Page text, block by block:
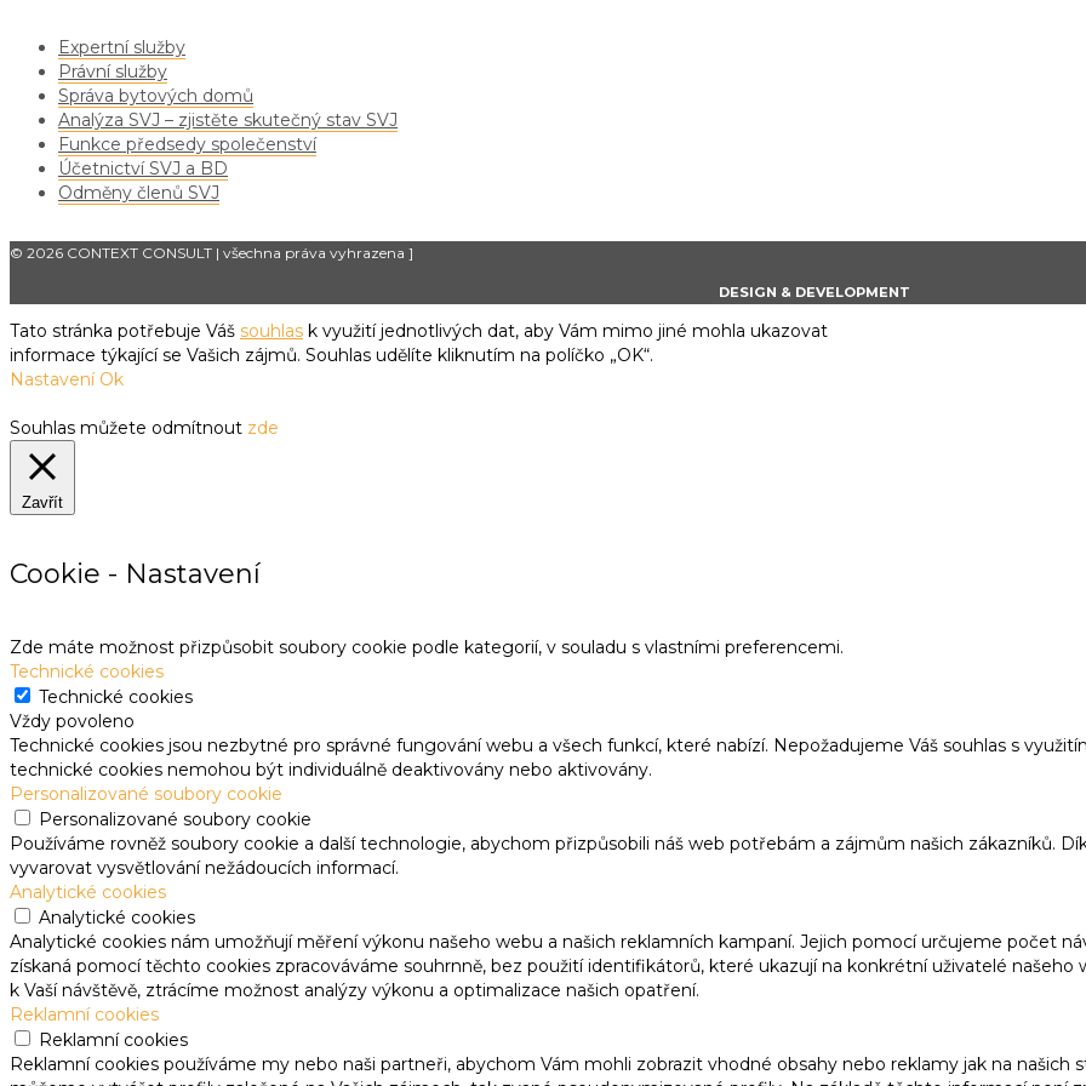
Expertní služby
Právní služby
Správa bytových domů
Analýza SVJ – zjistěte skutečný stav SVJ
Funkce předsedy společenství
Účetnictví SVJ a BD
Odměny členů SVJ
© 2026 CONTEXT CONSULT | všechna práva vyhrazena ]
DESIGN & DEVELOPMENT
Tato stránka potřebuje Váš souhlas k využití jednotlivých dat, aby Vám mimo jiné mohla ukazovat
informace týkající se Vašich zájmů. Souhlas udělíte kliknutím na políčko „OK“.
Nastavení Ok
Souhlas můžete odmítnout zde
Zavřít
Cookie - Nastavení
Zde máte možnost přizpůsobit soubory cookie podle kategorií, v souladu s vlastními preferencemi.
Technické cookies
Technické cookies
Vždy povoleno
Technické cookies jsou nezbytné pro správné fungování webu a všech funkcí, které nabízí. Nepožadujeme Váš souhlas s
technické cookies nemohou být individuálně deaktivovány nebo aktivovány.
Personalizované soubory cookie
Personalizované soubory cookie
Používáme rovněž soubory cookie a další technologie, abychom přizpůsobili náš web potřebám a zájmům našich zákazníků.
vyvarovat vysvětlování nežádoucích informací.
Analytické cookies
Analytické cookies
Analytické cookies nám umožňují měření výkonu našeho webu a našich reklamních kampaní. Jejich pomocí určujeme počet
získaná pomocí těchto cookies zpracováváme souhrnně, bez použití identifikátorů, které ukazují na konkrétní uživatelé
k Vaší návštěvě, ztrácíme možnost analýzy výkonu a optimalizace našich opatření.
Reklamní cookies
Reklamní cookies
Reklamní cookies používáme my nebo naši partneři, abychom Vám mohli zobrazit vhodné obsahy nebo reklamy jak na